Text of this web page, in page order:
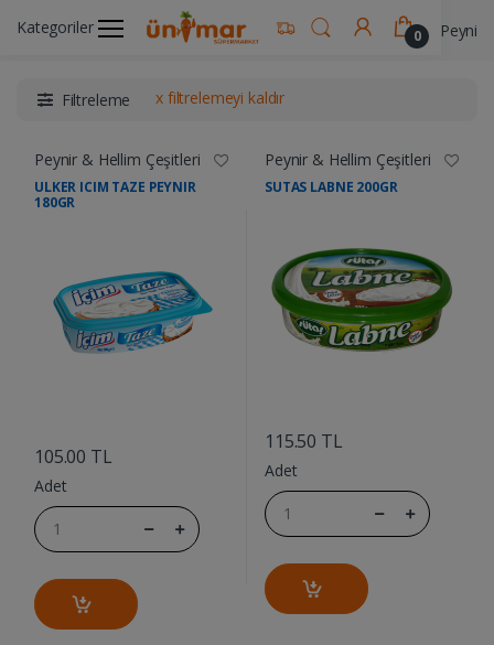
Kategoriler 0
Ünimar Anasayfa Süt ve Kahvaltılık Ürünler Peynir
Filtreleme x filtrelemeyi kaldır
Peynir & Hellim Çeşitleri
ULKER ICIM TAZE PEYNIR
180GR
105.00 TL
Adet
Peynir & Hellim Çeşitleri
SUTAS LABNE 200GR
115.50 TL
Adet